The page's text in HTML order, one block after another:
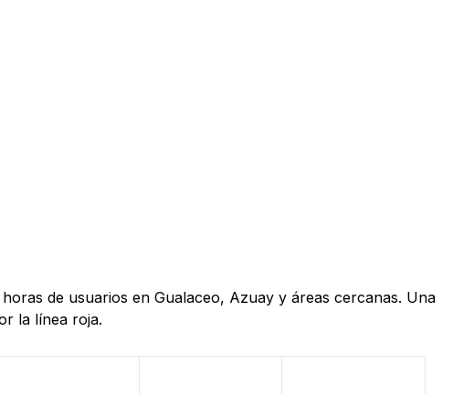
de usuarios en Gualaceo, Azuay y áreas cercanas. Una
la línea roja.